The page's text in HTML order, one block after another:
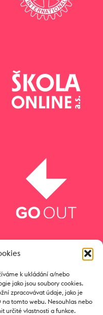
k ukládání a/nebo
jako jsou soubory cookies.
zpracovávat údaje, jako je
tomto webu. Nesouhlas nebo
určité vlastnosti a funkce.